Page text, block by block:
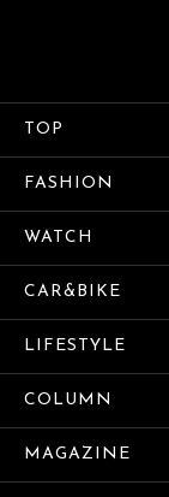
TOP
FASHION
WATCH
CAR&BIKE
LIFESTYLE
COLUMN
MAGAZINE